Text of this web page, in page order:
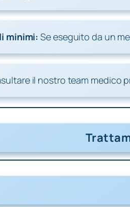
minimi: Se eseguito da un
il nostro team medico